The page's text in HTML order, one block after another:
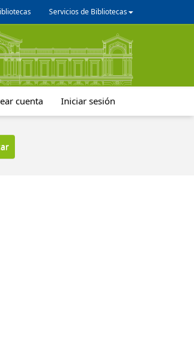
Servicios de Bibliotecas
cuenta Iniciar sesión